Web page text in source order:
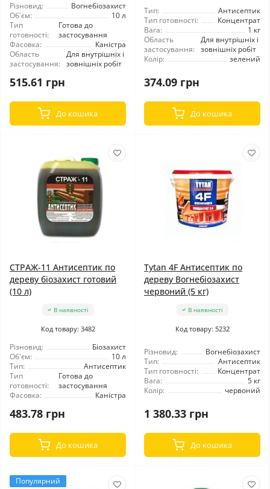
Різновид:
Вогнебіозахист
Об'єм:
10 л
Тип
готовності:
Готова до
застосування
Фасовка:
Каністра
Область
застосування:
Для внутрішніх і
зовнішніх робіт
515.61 грн
До кошика
Тип:
Антисептик
Тип готовності:
Концентрат
Вага:
1 кг
Область
застосування:
Для внутрішніх і
зовнішніх робіт
Колір:
зелений
374.09 грн
До кошика
СТРАЖ-11 Антисептик по
дереву біозахист готовий
(10 л)
В наявності
Код товару: 3482
Різновид:
Біозахист
Об'єм:
10 л
Тип:
Антисептик
Тип
готовності:
Готова до
застосування
Фасовка:
Каністра
483.78 грн
До кошика
Tytan 4F Антисептик по
дереву Вогнебіозахист
червоний (5 кг)
В наявності
Код товару: 5232
Різновид:
Вогнебіозахист
Тип:
Антисептик
Тип готовності:
Концентрат
Вага:
5 кг
Колір:
червоний
1 380.33 грн
До кошика
Популярний